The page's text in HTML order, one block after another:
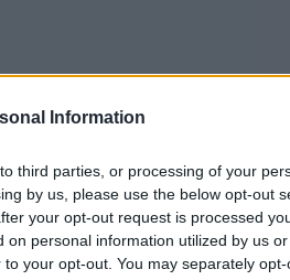
Information
third parties, or processing of your
by us, please use the below opt-out
your opt-out request is processed
personal information utilized by us
your opt-out. You may separately
η εφημερίδα
τον νέο ΒΟΑΚ για
η άμεση μείωση
22:10